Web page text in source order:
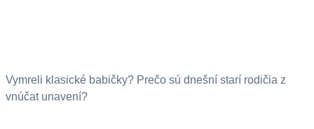
Vymreli klasické babičky? Prečo sú dnešní starí rodičia z
vnúčat unavení?